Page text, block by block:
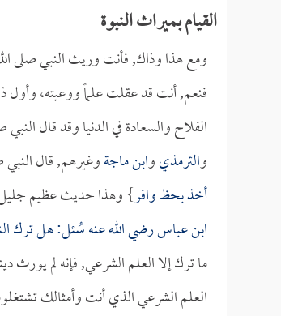
القيام بميراث النبوة
ومع هذا وذاك, فأنت وريث النبي صلى
فنعم, أنت قد عقلت علماً ووعيته، وأول
الفلاح والسعادة في الدنيا وقد قال
والترمذيوابن ماجةوغيرهم, قال
أخذ بحظ وافر} وهذا حديث عظيم
ابن عباسرضي الله عنه سُئل: هل ترك
ما ترك إلا العلم الشرعي, فإنه لم يورث
العلم الشرعي الذي أنت وأمثالك